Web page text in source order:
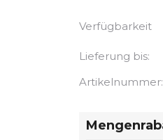
Verfügbarkeit
Lieferung bis:
Artikelnummer: